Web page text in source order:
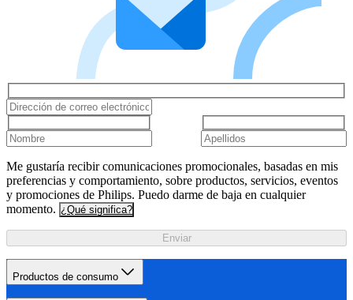
Me gustaría recibir comunicaciones promocionales, basadas en mis
preferencias y comportamiento, sobre productos, servicios, eventos
y promociones de Philips. Puedo darme de baja en cualquier
momento. ¿Qué significa?
Enviar
Productos de consumo